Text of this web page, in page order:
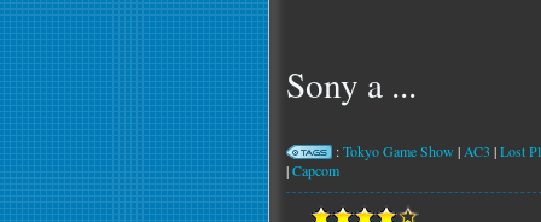
Sony a ...
:Tokyo Game Show | AC3 |Lost
|Capcom